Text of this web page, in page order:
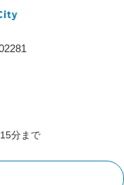
分まで